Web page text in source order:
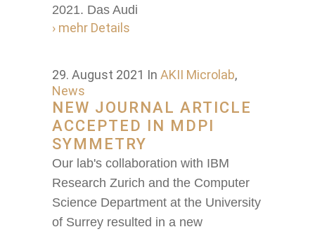
2021. Das Audi
› mehr Details
29. August 2021 In AKII Microlab,
News
NEW JOURNAL ARTICLE
ACCEPTED IN MDPI
SYMMETRY
Our lab's collaboration with IBM
Research Zurich and the Computer
Science Department at the University
of Surrey resulted in a new